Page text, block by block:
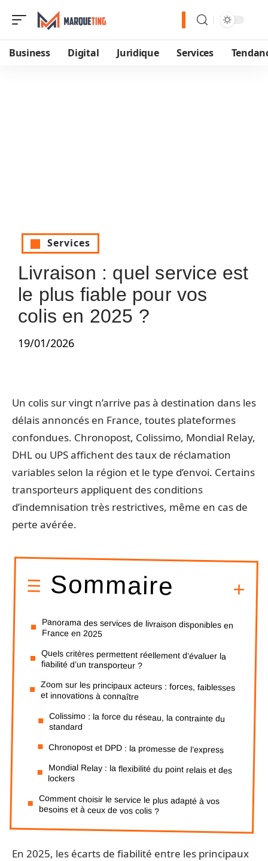
Business Digital Juridique Services
Services
Livraison : quel service est
le plus fiable pour vos
colis en 2025 ?
19/01/2026
Un colis sur vingt n’arrive pas à destination dans les
délais annoncés en France, toutes plateformes
confondues. Chronopost, Colissimo, Mondial Relay,
DHL ou UPS affichent des taux de réclamation
variables selon la région et le type d’envoi. Certains
transporteurs appliquent des conditions
d’indemnisation très restrictives, même en cas de
perte avérée.
Sommaire
Panorama des services de livraison disponibles en
France en 2025
Quels critères permettent réellement d’évaluer la
fiabilité d’un transporteur ?
Zoom sur les principaux acteurs : forces, faiblesses
et innovations à connaître
Colissimo : la force du réseau, la contrainte du
standard
Chronopost et DPD : la promesse de l’express
Mondial Relay : la flexibilité du point relais et des
lockers
Comment choisir le service le plus adapté à vos
besoins et à ceux de vos colis ?
En 2025, les écarts de fiabilité entre les principaux